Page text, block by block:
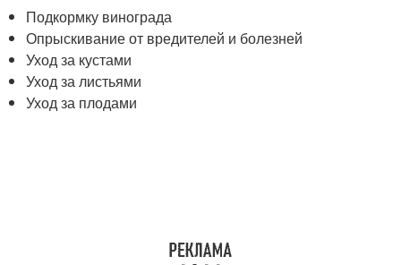
Подкормку винограда
Опрыскивание от вредителей и болезней
Уход за кустами
Уход за листьями
Уход за плодами